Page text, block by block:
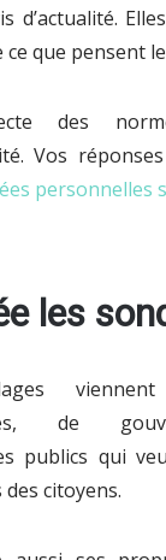
d’actualité.
que pensent
des
Vos
personnelles
les
viennent
de
publics qui
citoyens.